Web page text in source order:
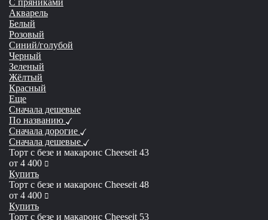
Акварель
Белый
Розовый
Синий/голубой
Черный
Зеленый
Жёлтый
Красный
Еще
Сначала дешевые
По названию
Сначала дорогие
Сначала дешевые
Торт с безе и макаронс Сheeseit 43
от 4 400 руб
Купить
Торт с безе и макаронс Сheeseit 48
от 4 400 руб
Купить
Торт с безе и макаронс Сheeseit 53